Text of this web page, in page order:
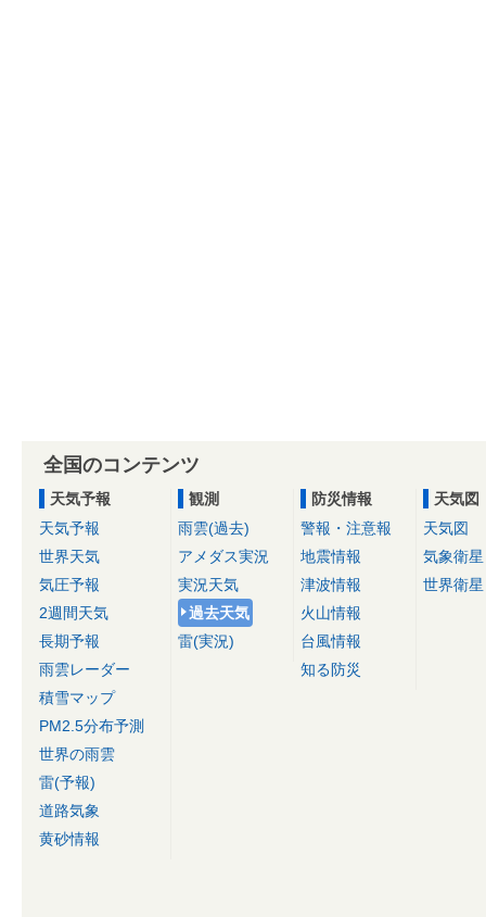
全国のコンテンツ
天気予報
天気予報
世界天気
気圧予報
2週間天気
長期予報
雨雲レーダー
積雪マップ
PM2.5分布予測
世界の雨雲
雷(予報)
道路気象
黄砂情報
観測
雨雲(過去)
アメダス実況
実況天気
過去天気
雷(実況)
防災情報
警報・注意報
地震情報
津波情報
火山情報
台風情報
知る防災
天気図
天気図
気象衛星
世界衛星